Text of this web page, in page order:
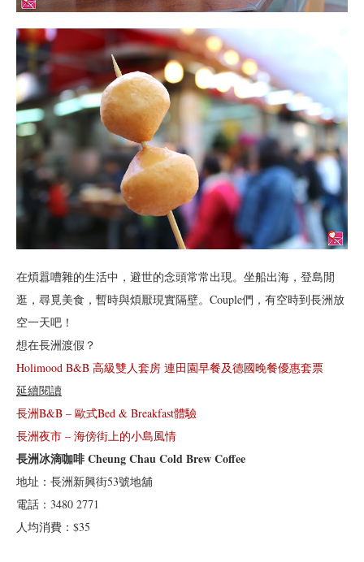
在煩囂嘈雜的生活中，避世的念頭常常出現。坐船出海，登島閒
逛，尋覓美食，暫時與煩厭現實隔壁。Couple們，有空時到長洲放
空一天吧！
想在長洲渡假？
Holimood B&B 高級雙人套房 連田園早餐及德國晚餐優惠套票
延續閱讀
長洲B&B – 歐式Bed & Breakfast體驗
長洲夜市 – 海傍街上的小島風情
長洲冰滴咖啡 Cheung Chau Cold Brew Coffee
地址：長洲新興街53號地舖
電話：3480 2771
人均消費：$35